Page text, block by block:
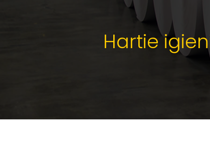
Hartie